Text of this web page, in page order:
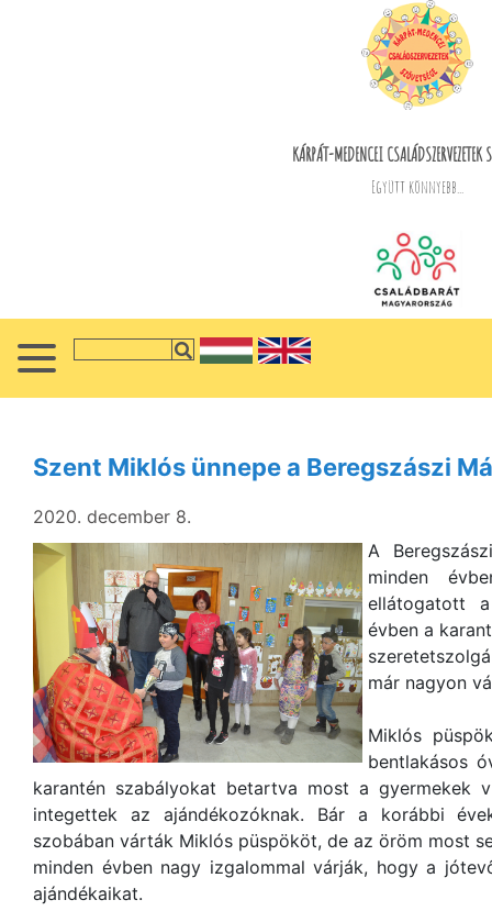
KÁRPÁT-MEDENCEI CSALÁDSZERVEZETEK
Együtt könnyebb...
Szent Miklós ünnepe a Beregszászi
2020. december 8.
A
minden
ellátogatott
évben a
már nagyon
Miklós
bentlakásos
karantén szabályokat betartva most a gyermekek
integettek az ajándékozóknak. Bár a korábbi
szobában várták Miklós püspököt, de az öröm most
minden évben nagy izgalommal várják, hogy a
ajándékaikat.